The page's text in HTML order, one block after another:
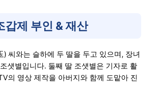
갑제 부인 & 재산
) 씨와는 슬하에 두 딸을 두고 있으며, 장녀
샛별입니다. 둘째 딸 조샛별은 기자로 활
의 영상 제작을 아버지와 함께 도맡아 진